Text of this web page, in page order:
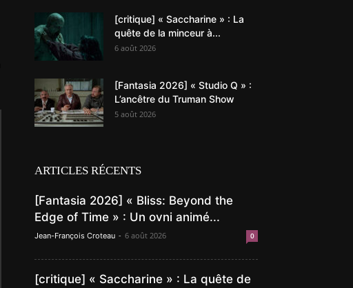
[critique] « Saccharine » : La
quête de la minceur à...
6 août 2026
[Fantasia 2026] « Studio Q » :
L’ancêtre du Truman Show
5 août 2026
ARTICLES RÉCENTS
[Fantasia 2026] « Bliss: Beyond the
Edge of Time » : Un ovni animé...
Jean-François Croteau - 6 août 2026 0
[critique] « Saccharine » : La quête de